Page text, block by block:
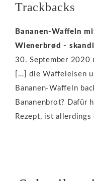
Trackbacks
Bananen-Waffeln
Wienerbrød -
30. September 2020
[…] die Waffeleisen
Bananen-Waffeln
Bananenbrot? Dafür
Rezept, ist